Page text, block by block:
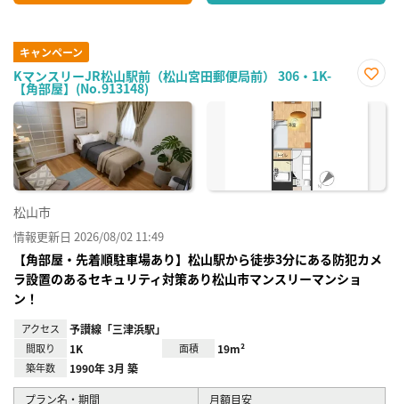
キャンペーン
KマンスリーJR松山駅前（松山宮田郵便局前） 306・1K-
【角部屋】(No.913148)
に入
松山市
情報更新日 2026/08/02 11:49
【角部屋・先着順駐車場あり】松山駅から徒歩3分にある防犯カメ
ラ設置のあるセキュリティ対策あり松山市マンスリーマンショ
ン！
アクセス 予讃線「三津浜駅」
間取り 1K 面積 19m²
築年数 1990年 3月 築
プラン名・期間 月額目安